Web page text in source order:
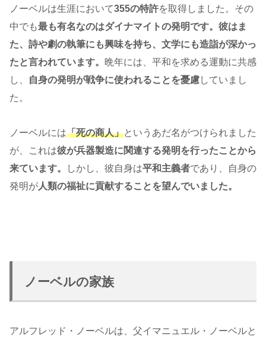
ノーベルは生涯において355の特許を取得しました。その
中でも最も有名なのはダイナマイトの発明です。彼はま
た、詩や劇の執筆にも興味を持ち、文学にも造詣が深かっ
たと言われています。 晩年には、平和を求める運動に共感
し、
自身の発明が戦争に使われることを憂慮していまし
た。
ノーベルには「死の商人」というあだ名がつけられました
が、これは彼が兵器製造に関連する発明を行ったことから
来ています。
しかし、彼自身は平和主義者であり、自身の
発明が人類の福祉に貢献することを望んでいました。
ノーベルの家族
アルフレッド・ノーベルは、父イマニュエル・ノーベルと